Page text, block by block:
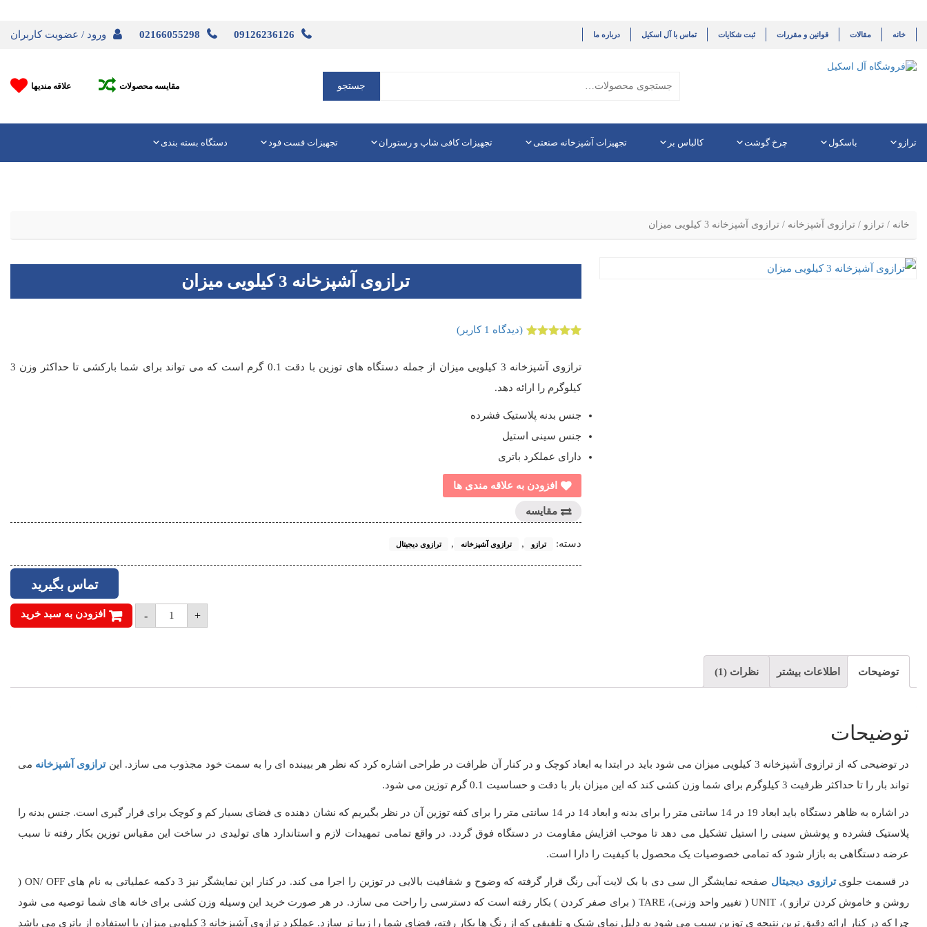
خانه مقالات قوانین و مقررات ثبت شکایات تماس با آل اسکیل درباره ما ورود / عضویت کاربران 02166055298 09126236126
برای:
جستجو علاقه مندیها مقایسه محصولات
ترازو باسکول چرخ گوشت کالباس بر تجهیزات آشپزخانه صنعتی تجهیزات کافی شاپ و رستوران تجهیزات فست فود دستگاه بسته بندی
خانه / ترازو / ترازوی آشپزخانه / ترازوی آشپزخانه 3 کیلویی میزان
ترازوی آشپزخانه 3 کیلویی میزان
امتیازدهی
مشتری
(دیدگاه 1 کاربر)
تماس بگیرید
ترازوی آشپزخانه 3 کیلویی میزان از جمله دستگاه های توزین با دقت 0.1 گرم است که می تواند برای شما بارکشی تا حداکثر وزن 3
کیلوگرم را ارائه دهد.
جنس بدنه پلاستیک فشرده
جنس سینی استیل
دارای عملکرد باتری
-
ترازوی
آشپزخانه
3
+ افزودن به سبد خرید
افزودن به علاقه مندی ها
مقایسه
دسته: ترازو , ترازوی آشپزخانه , ترازوی دیجیتال
توضیحات اطلاعات بیشتر نظرات (1)
توضیحات
در توضیحی که از ترازوی آشپزخانه 3 کیلویی میزان می شود باید در ابتدا به ابعاد کوچک و در کنار آن ظرافت در طراحی اشاره کرد که نظر هر بیینده ای را به سمت خود مجذوب می سازد. این ترازوی آشپزخانه می
تواند بار را تا حداکثر ظرفیت 3 کیلوگرم برای شما وزن کشی کند که این میزان بار با دقت و حساسیت 0.1 گرم توزین می شود.
در اشاره به ظاهر دستگاه باید ابعاد 19 در 14 سانتی متر را برای بدنه و ابعاد 14 در 14 سانتی متر را برای کفه توزین آن در نظر بگیریم که نشان دهنده ی فضای بسیار کم و کوچک برای قرار گیری است. جنس بدنه را
پلاستیک فشرده و پوشش سینی را استیل تشکیل می دهد تا موحب افزایش مقاومت در دستگاه فوق گردد. در واقع تمامی تمهیدات لازم و استاندارد های تولیدی در ساخت این مقیاس توزین بکار رفته تا سبب
عرضه دستگاهی به بازار شود که تمامی خصوصیات یک محصول با کیفیت را دارا است.
در قسمت جلویترازوی دیجیتال
صفحه نمایشگر ال سی دی با بک لایت آبی رنگ قرار گرفته که وضوح و شفافیت بالایی در توزین را اجرا می کند. در کنار این نمایشگر نیز 3 دکمه عملیاتی به نام های ON/ OFF (
روشن و خاموش کردن ترازو )، UNIT ( تغییر واحد وزنی)، TARE ( برای صفر کردن ) بکار رفته است که دسترسی را راحت می سازد. در هر صورت خرید این وسیله وزن کشی برای خانه های شما توصیه می شود
چرا که در کنار ارائه دقیق ترین نتیجه ی توزین سبب می شود به دلیل نمای شیک و تلفیقی که از رنگ ها بکار رفته، فضای شما را زیبا تر سازد. عملکرد ترازوی آشپزخانه 3 کیلویی میزان با استفاده از باتری می باشد